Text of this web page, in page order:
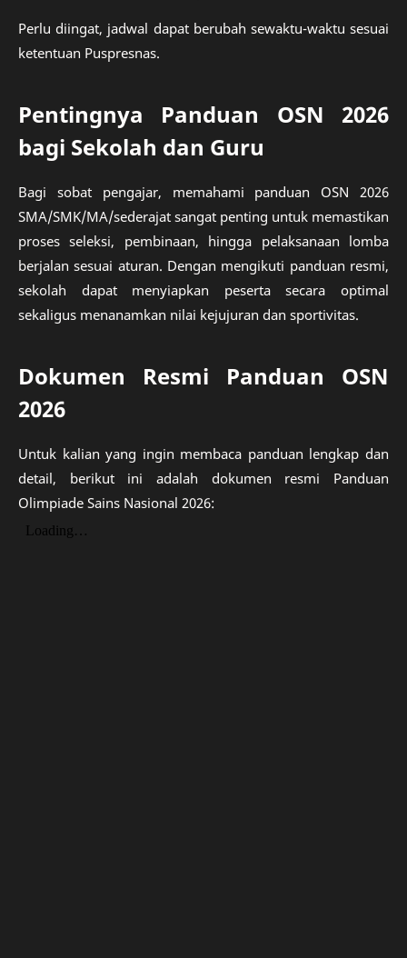
Perlu diingat, jadwal dapat berubah sewaktu-waktu sesuai
ketentuan Puspresnas.
Pentingnya Panduan OSN 2026
bagi Sekolah dan Guru
Bagi sobat pengajar, memahami panduan OSN 2026
SMA/SMK/MA/sederajat sangat penting untuk memastikan
proses seleksi, pembinaan, hingga pelaksanaan lomba
berjalan sesuai aturan. Dengan mengikuti panduan resmi,
sekolah dapat menyiapkan peserta secara optimal
sekaligus menanamkan nilai kejujuran dan sportivitas.
Dokumen Resmi Panduan OSN
2026
Untuk kalian yang ingin membaca panduan lengkap dan
detail, berikut ini adalah dokumen resmi Panduan
Olimpiade Sains Nasional 2026: